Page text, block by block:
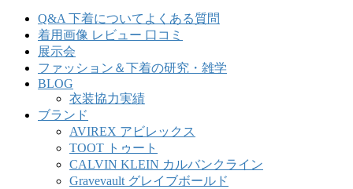
Q&A 下着についてよくある質問
着用画像 レビュー 口コミ
展示会
ファッション＆下着の研究・雑学
BLOG
衣装協力実績
ブランド
AVIREX アビレックス
TOOT トゥート
CALVIN KLEIN カルバンクライン
Gravevault グレイブボールド